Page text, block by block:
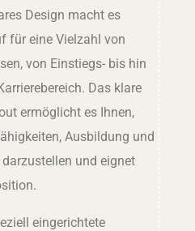
Design macht es
für eine Vielzahl von
von Einstiegs- bis hin
Das klare
ermöglicht es Ihnen,
Ausbildung und
und eignet
eingerichtete